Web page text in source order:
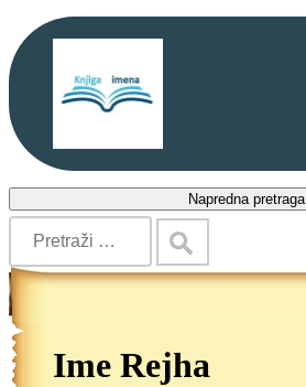
Napredna pretraga
Ime Rejha